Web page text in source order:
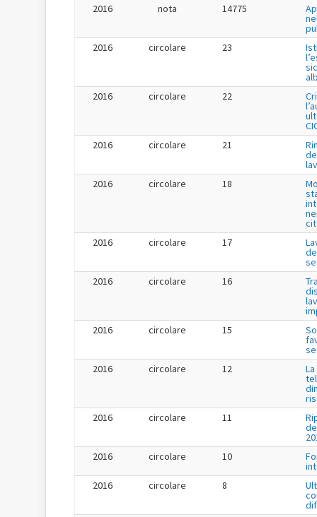
2016
nota 14775
2016
circolare 23
2016
circolare 22
2016
circolare 21
2016
circolare 18
2016
circolare 17
2016
circolare 16
2016
circolare 15
2016
circolare 12
2016
circolare 11
2016
circolare 10
2016
circolare 8